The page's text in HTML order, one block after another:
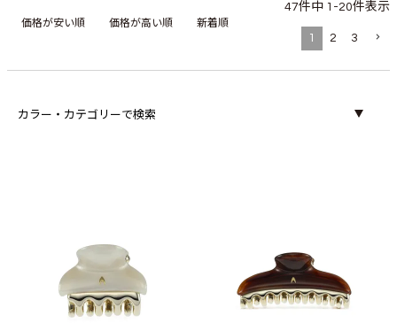
価格が安い順 価格が高い順 新着順
47件中 1 -20件表示
1 2 3
カラー・カテゴリーで検索